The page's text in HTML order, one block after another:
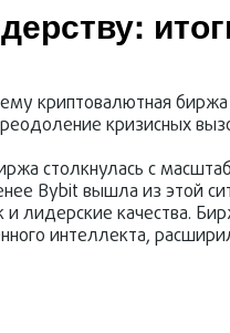
криптовалютная
кризисных
столкнулась с
Bybit вышла из этой
лидерские качества.
интеллекта,